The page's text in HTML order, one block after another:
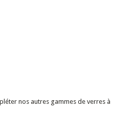
nos autres gammes de verres à